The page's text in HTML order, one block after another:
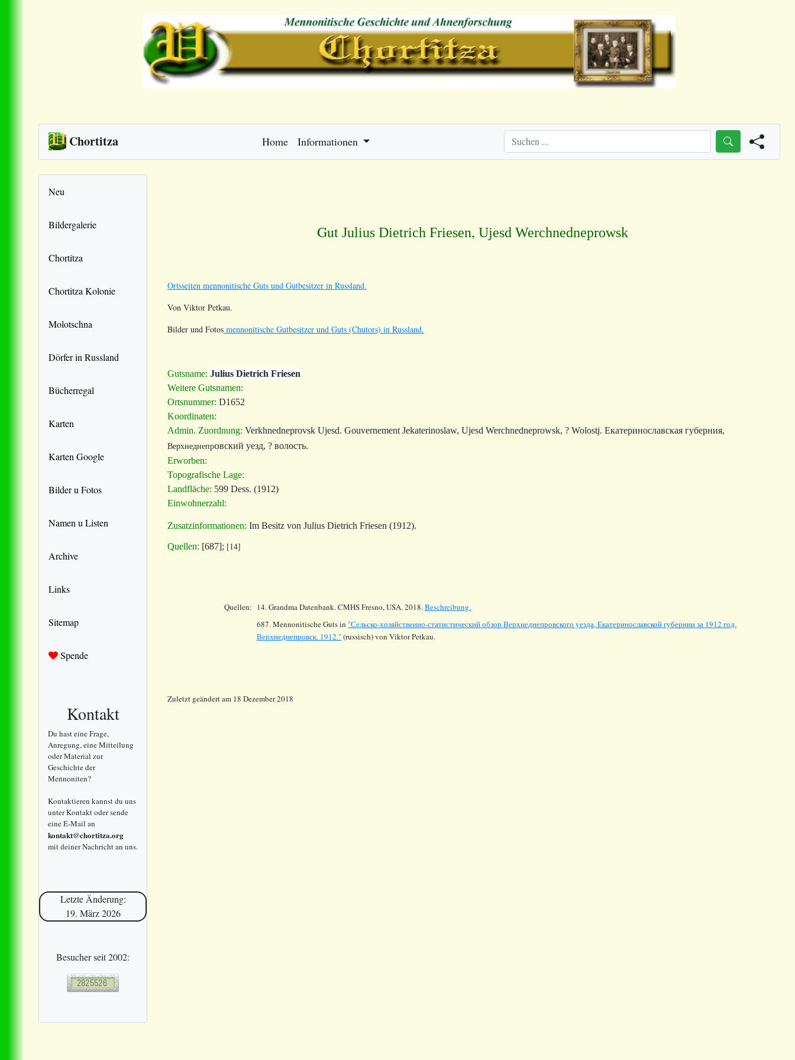
Chortitza Home Informationen
Neu
Bildergalerie
Chortitza
Chortitza Kolonie
Molotschna
Dörfer in Russland
Bücherregal
Karten
Karten Google
Bilder u Fotos
Namen u Listen
Archive
Links
Sitemap
Spende
Kontakt
Du hast eine Frage,
Anregung, eine Mitteilung
oder Material zur
Geschichte der
Mennoniten?
Kontaktieren kannst du uns
unter Kontakt oder sende
eine E-Mail an
kontakt@chortitza.org
mit deiner Nachricht an uns.
Letzte Änderung:
19. März 2026
Besucher seit 2002:
Gut Julius Dietrich Friesen, Ujesd Werchnedneprowsk
Ortsseiten mennonitische Guts und Gutbesitzer in Russland.
Von Viktor Petkau.
Bilder und Fotos mennonitische Gutbesitzer und Guts (Chutors) in Russland.
Gutsname: Julius Dietrich Friesen
Weitere Gutsnamen:
Ortsnummer: D1652
Koordinaten:
Admin. Zuordnung: Verkhnedneprovsk Ujesd. Gouvernement Jekaterinoslaw, Ujesd Werchnedneprowsk, ? Wolostj. Екатеринославская губерния,
Верхнеднепровский уезд, ? волость.
Erworben:
Topografische Lage:
Landfläche: 599 Dess. (1912)
Einwohnerzahl:
Zusatzinformationen: Im Besitz von Julius Dietrich Friesen (1912).
Quellen: [687]; [14]
Quellen: 14.Grandma Datenbank. CMHS Fresno, USA. 2018.Beschreibung.
687. Mennonitische Guts in "Сельско-хозяйственно-статистический обзор Верхнеднепровского уезда, Екатеринославской губернии за 1912 год.
Верхнеднепровск. 1912."(russisch) von Viktor Petkau.
Zuletzt geändert am 18 Dezember 2018